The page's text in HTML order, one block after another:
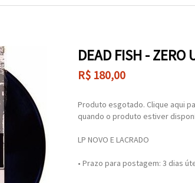
DEAD FISH - ZERO
R$ 180,00
Produto esgotado. Clique aqui
quando o produto estiver
LP NOVO E LACRADO
• Prazo para postagem: 3 dias